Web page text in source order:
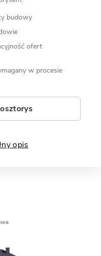
budowy
ofert
w procesie
opis